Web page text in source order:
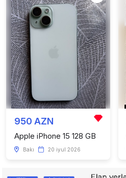
950 AZN
Apple iPhone 15 128 GB
Bakı 20 iyul 2026